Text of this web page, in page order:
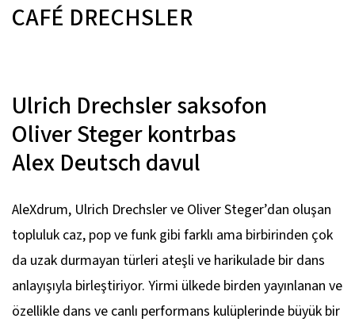
CAFÉ DRECHSLER
Ulrich Drechslersaksofon
Oliver Stegerkontrbas
Alex Deutsch davul
AleXdrum, Ulrich Drechsler ve Oliver Steger’dan oluşan
topluluk caz, pop ve funk gibi farklı ama birbirinden çok
da uzak durmayan türleri ateşli ve harikulade bir dans
anlayışıyla birleştiriyor. Yirmi ülkede birden yayınlanan ve
özellikle dans ve canlı performans kulüplerinde büyük bir